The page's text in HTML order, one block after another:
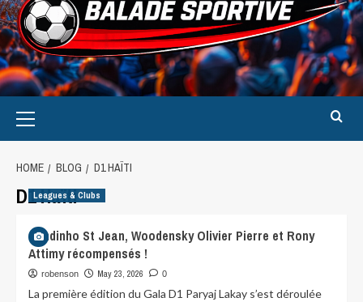
HOME BLOG D1 HAÏTI
D1 Haïti
Leagues & Clubs
Sandinho St Jean, Woodensky Olivier Pierre et Rony
Attimy récompensés !
robenson May 23, 2026 0
La première édition du Gala D1 Paryaj Lakay s’est déroulée